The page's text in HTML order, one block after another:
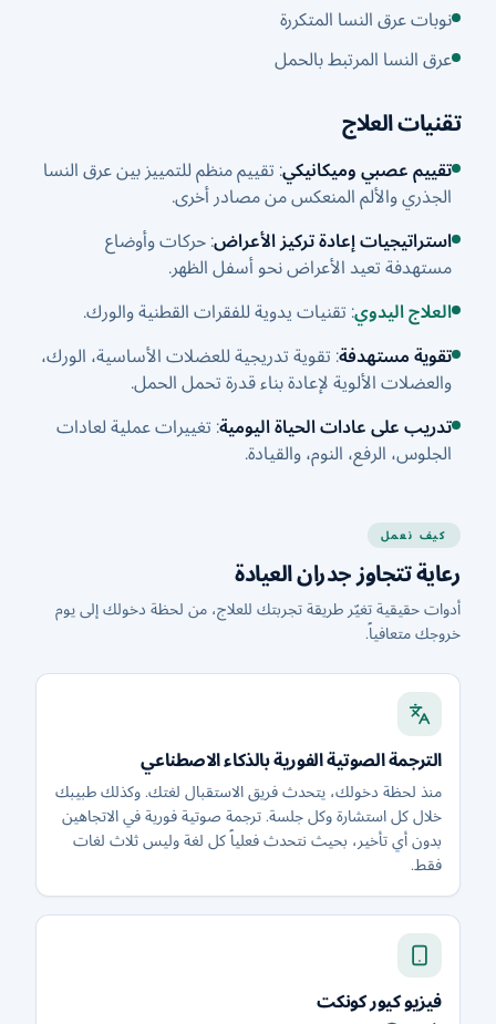
نوبات عرق النسا المتكررة
عرق النسا المرتبط بالحمل
تقنيات العلاج
تقييم عصبي وميكانيكي: تقييم منظم للتمييز بين عرق النسا
الجذري والألم المنعكس من مصادر أخرى.
استراتيجيات إعادة تركيز الأعراض: حركات وأوضاع
مستهدفة تعيد الأعراض نحو أسفل الظهر.
العلاج اليدوي: تقنيات يدوية للفقرات القطنية والورك.
تقوية مستهدفة: تقوية تدريجية للعضلات الأساسية، الورك،
والعضلات الألوية لإعادة بناء قدرة تحمل الحمل.
تدريب على عادات الحياة اليومية: تغييرات عملية لعادات
الجلوس، الرفع، النوم، والقيادة.
كيف نعمل
رعاية تتجاوز جدران العيادة
أدوات حقيقية تغيّر طريقة تجربتك للعلاج، من لحظة دخولك إلى يوم
خروجك متعافياً.
الترجمة الصوتية الفورية بالذكاء الاصطناعي
منذ لحظة دخولك، يتحدث فريق الاستقبال لغتك. وكذلك طبيبك
خلال كل استشارة وكل جلسة. ترجمة صوتية فورية في الاتجاهين
بدون أي تأخير، بحيث نتحدث فعلياً كل لغة وليس ثلاث لغات
فقط.
فيزيو كيور كونكت